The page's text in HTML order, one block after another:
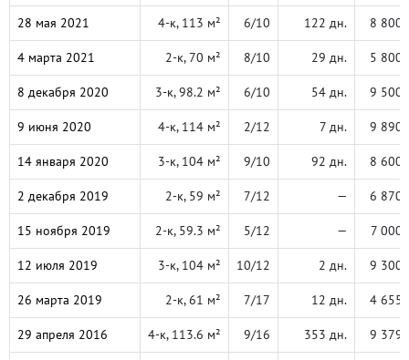
28 мая 2021 4-к, 113 м² 6/10 122 дн. 8 800
4 марта 2021 2-к, 70 м² 8/10 29 дн. 5 800
8 декабря 2020 3-к, 98.2 м² 6/10 54 дн. 9 500
9 июня 2020 4-к, 114 м² 2/12 7 дн. 9 890
14 января 2020 3-к, 104 м² 9/10 92 дн. 8 600
2 декабря 2019 2-к, 59 м² 7/12 — 6 870
15 ноября 2019 2-к, 59.3 м² 5/12 — 7 000
12 июля 2019 3-к, 104 м² 10/12 2 дн. 9 300
26 марта 2019 2-к, 61 м² 7/17 12 дн. 4 655
29 апреля 2016 4-к, 113.6 м² 9/16 353 дн. 9 379